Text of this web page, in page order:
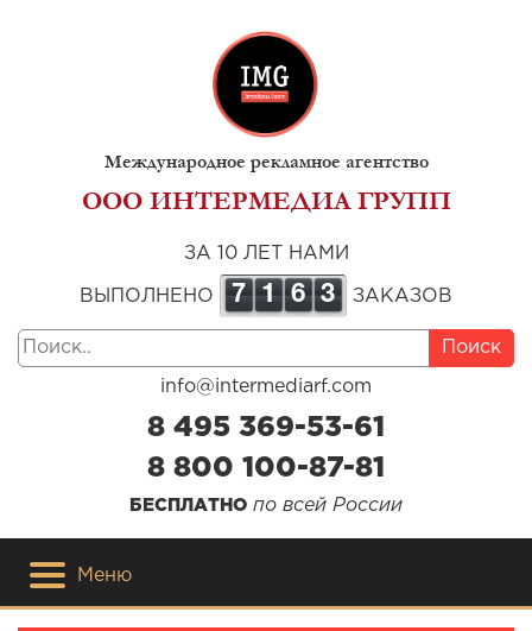
Международное рекламное агентство
ООО ИНТЕРМЕДИА ГРУПП
ЗА 10 ЛЕТ НАМИ
ВЫПОЛНЕНО 7 1 6 3 ЗАКАЗОВ
Поиск
info@intermediarf.com
8 495 369-53-61
8 800 100-87-81
БЕСПЛАТНО по всей России
Меню